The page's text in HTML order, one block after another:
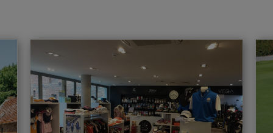
Notre équipe
Corporate
Missions & Valeurs